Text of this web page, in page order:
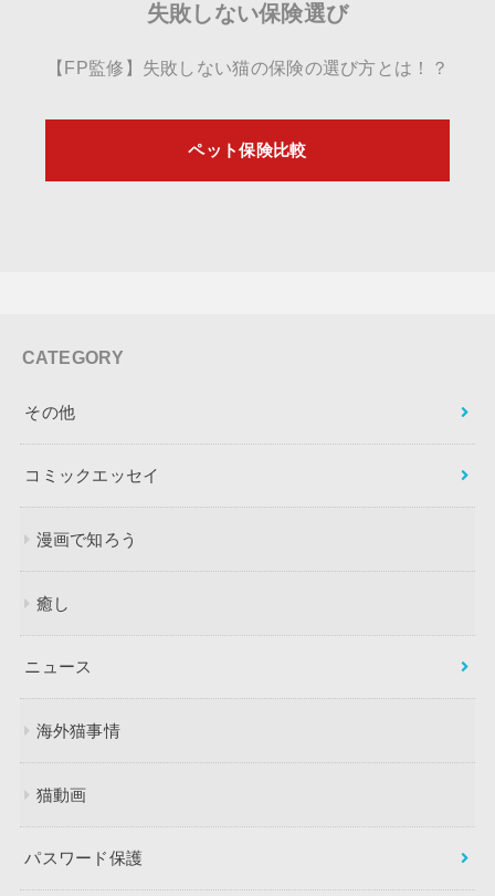
失敗しない保険選び
【FP監修】失敗しない猫の保険の選び方とは！？
ペット保険比較
CATEGORY
その他
コミックエッセイ
漫画で知ろう
癒し
ニュース
海外猫事情
猫動画
パスワード保護